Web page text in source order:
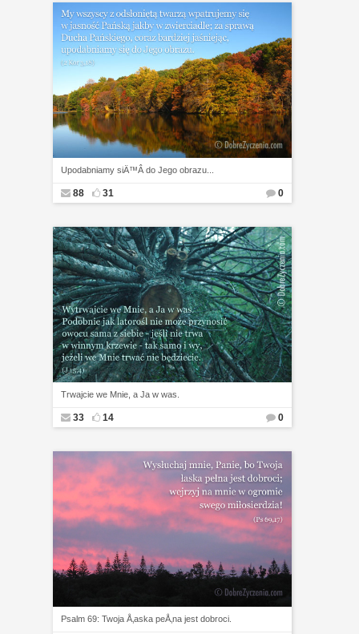
Upodabniamy siÄ™Â do Jego obrazu...
88 31 0
Trwajcie we Mnie, a Ja w was.
33 14 0
Psalm 69: Twoja Å‚aska peÅ‚na jest dobroci.